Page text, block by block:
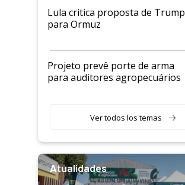
Lula critica proposta de Trump
para Ormuz
Projeto prevê porte de arma
para auditores agropecuários
Ver todos los temas
Atualidades